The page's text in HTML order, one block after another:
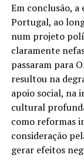
Em conclusão, a
Portugal, ao
num projeto
claramente
passaram para
resultou na
apoio social, na
cultural
como reformas
consideração
gerar efeitos